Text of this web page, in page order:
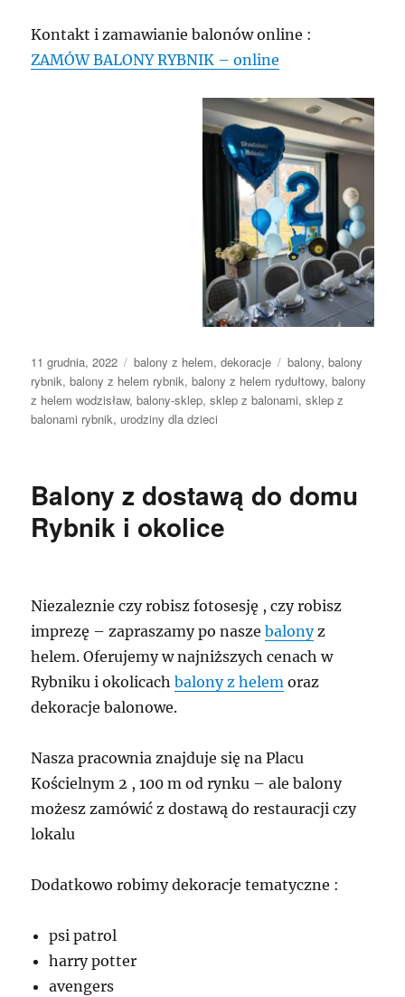
Kontakt i zamawianie balonów online :
ZAMÓW BALONY RYBNIK – online
Data
publikacji
11 grudnia, 2022 Kategorie
balony z helem,dekoracje Tagi
balony,balony
rybnik,balony z helem rybnik,balony z helem rydułtowy,balony
z helem wodzisław,balony-sklep,sklep z balonami,sklep z
balonami rybnik, urodziny dla dzieci
Balony z dostawą do domu
Rybnik i okolice
Niezaleznie czy robisz fotosesję , czy robisz
imprezę – zapraszamy po naszebalonyz
helem. Oferujemy w najniższych cenach w
Rybniku i okolicachbalony z helem oraz
dekoracje balonowe.
Nasza pracownia znajduje się na Placu
Kościelnym 2 , 100 m od rynku – ale balony
możesz zamówić z dostawą do restauracji czy
lokalu
Dodatkowo robimy dekoracje tematyczne :
psi patrol
harry potter
avengers